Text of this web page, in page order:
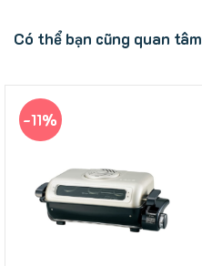
Có thể bạn cũng quan tâm
-11%